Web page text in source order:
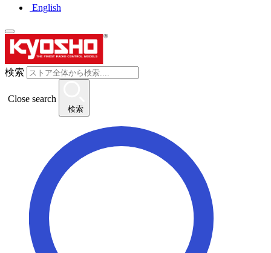
English
検索
Close search
検索